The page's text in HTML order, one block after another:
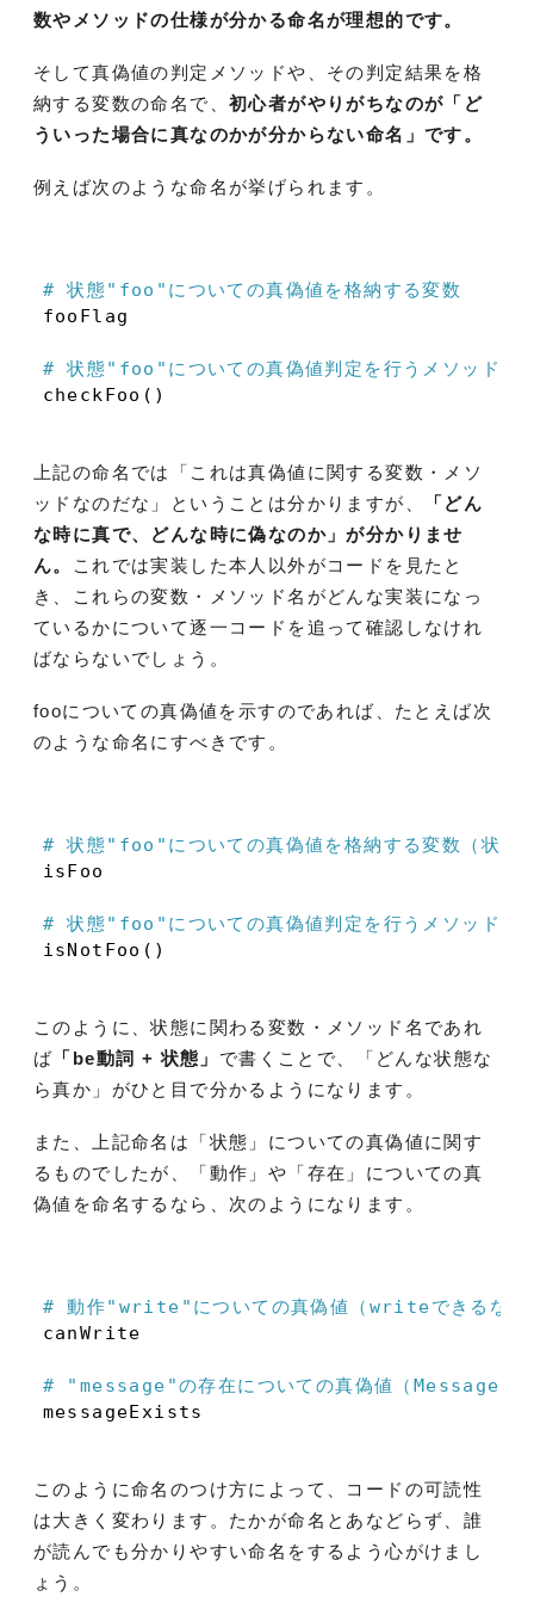
数やメソッドの仕様が分かる命名が理想的です。
そして真偽値の判定メソッドや、その判定結果を格
納する変数の命名で、 初心者がやりがちなのが「ど
ういった場合に真なのかが分からない命名」です。
例えば次のような命名が挙げられます。
# 状態"foo" についての真偽値を格納する変数
fooFlag
# 状態"foo" についての真偽値判定を行うメソッド
上記の命名では「これは真偽値に関する変数・メソ
ッドなのだな」ということは分かりますが、
「どん
な時に真で、どんな時に偽なのか」が分かりませ
ん。
これでは実装した本人以外がコードを見たと
き、これらの変数・メソッド名がどんな実装になっ
ているかについて逐一コードを追って確認しなけれ
ばならないでしょう。
fooについての真偽値を示すのであれば、たとえば次
のような命名にすべきです。
# 状態"foo" についての真偽値を格納する変数（状態
isFoo
# 状態"foo" についての真偽値判定を行うメソッド（
このように、状態に関わる変数・メソッド名であれ
ば 「be動詞 + 状態」 で書くことで、「どんな状態な
ら真か」がひと目で分かるようになります。
また、上記命名は「状態」についての真偽値に関す
るものでしたが、「動作」や「存在」についての真
偽値を命名するなら、次のようになります。
# 動作"write" についての真偽値（writeできるなら
canWrite
# "message"の存在についての真偽値（Messageが
このように命名のつけ方によって、コードの可読性
は大きく変わります。たかが命名とあなどらず、誰
が読んでも分かりやすい命名をするよう心がけまし
ょう。